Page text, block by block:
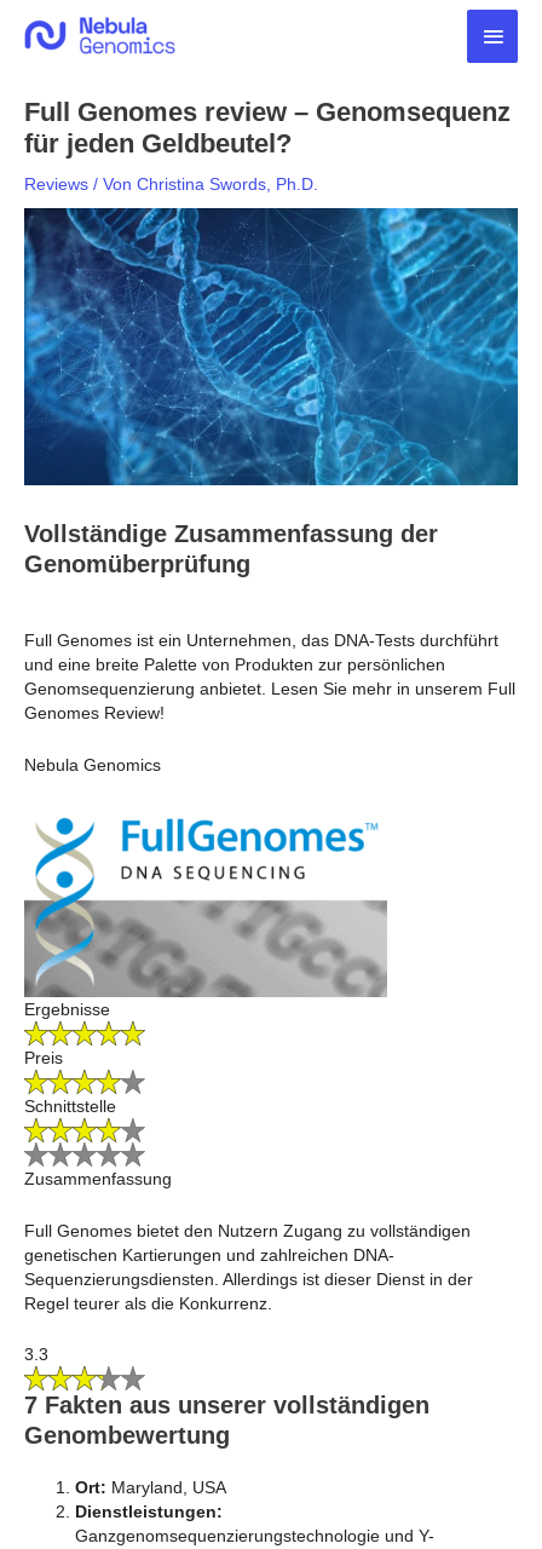
Inhalt
Full Genomes review – Genomsequenz
für jeden Geldbeutel?
Reviews / Von Christina Swords, Ph.D.
Vollständige Zusammenfassung der
Genomüberprüfung
Full Genomes ist ein Unternehmen, das DNA-Tests durchführt
und eine breite Palette von Produkten zur persönlichen
Genomsequenzierung anbietet. Lesen Sie mehr in unserem Full
Genomes Review!
Nebula Genomics
Ergebnisse
Preis
Schnittstelle
Zusammenfassung
Full Genomes bietet den Nutzern Zugang zu vollständigen
genetischen Kartierungen und zahlreichen DNA-
Sequenzierungsdiensten. Allerdings ist dieser Dienst in der
Regel teurer als die Konkurrenz.
3.3
7 Fakten aus unserer vollständigen
Genombewertung
Ort: Maryland, USA
Dienstleistungen:
Ganzgenomsequenzierungstechnologie und Y-